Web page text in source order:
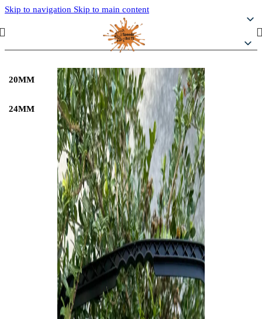
Skip to navigation Skip to main content
20MM
24MM